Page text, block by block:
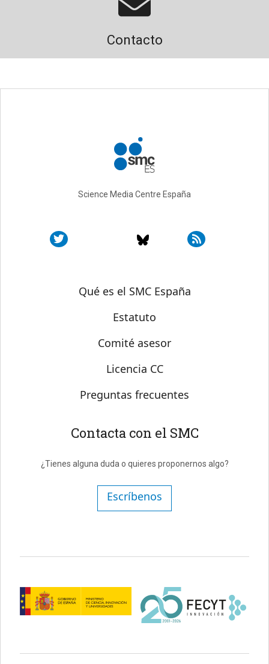
Contacto
Science Media Centre España
Sobre SMC España
Qué es el SMC España
Estatuto
Comité asesor
Licencia CC
Preguntas frecuentes
Contacta con el SMC
¿Tienes alguna duda o quieres proponernos algo?
Escríbenos